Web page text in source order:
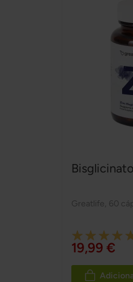
Greatlife 60
Rating:
100%
19,99 €